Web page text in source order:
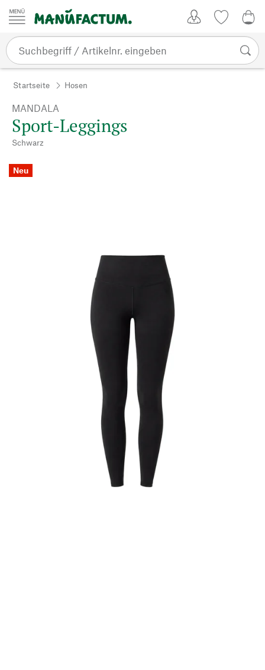
Zum Inhalt springen
Startseite Hosen
MANDALA
Sport-Leggings
Schwarz
Neu